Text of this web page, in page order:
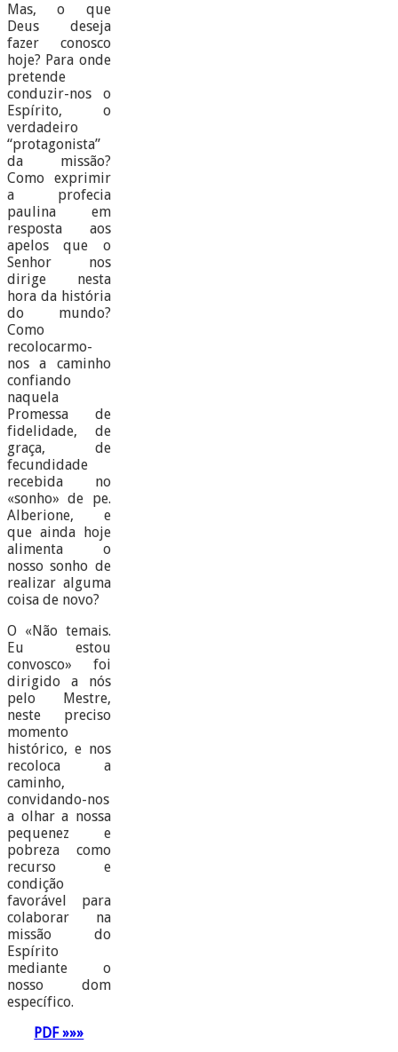
Mas, o que
Deus deseja
fazer conosco
hoje? Para onde
pretende
conduzir-nos o
Espírito, o
verdadeiro
“protagonista”
da missão?
Como exprimir
a profecia
paulina em
resposta aos
apelos que o
Senhor nos
dirige nesta
hora da história
do mundo?
Como
recolocarmo-
nos a caminho
confiando
naquela
Promessa de
fidelidade, de
graça, de
fecundidade
recebida no
«sonho» de pe.
Alberione, e
que ainda hoje
alimenta o
nosso sonho de
realizar alguma
coisa de novo?
O «Não temais.
Eu estou
convosco» foi
dirigido a nós
pelo Mestre,
neste preciso
momento
histórico, e nos
recoloca a
caminho,
convidando-nos
a olhar a nossa
pequenez e
pobreza como
recurso e
condição
favorável para
colaborar na
missão do
Espírito
mediante o
nosso dom
específico.
PDF »»»